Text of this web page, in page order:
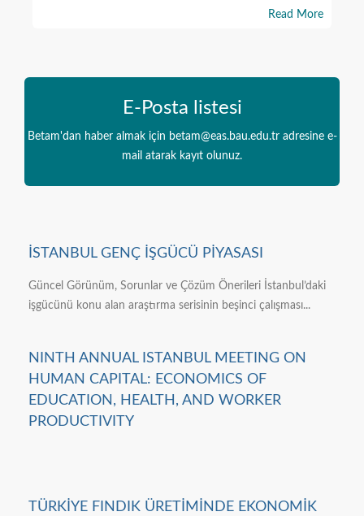
Read More
E-Posta listesi
Betam'dan haber almak için betam@eas.bau.edu.tr adresine e-
mail atarak kayıt olunuz.
İSTANBUL GENÇ İŞGÜCÜ PİYASASI
Güncel Görünüm, Sorunlar ve Çözüm Önerileri İstanbul’daki
işgücünü konu alan araştırma serisinin beşinci çalışması...
NINTH ANNUAL ISTANBUL MEETING ON
HUMAN CAPITAL: ECONOMICS OF
EDUCATION, HEALTH, AND WORKER
PRODUCTIVITY
TÜRKİYE FINDIK ÜRETİMİNDE EKONOMİK